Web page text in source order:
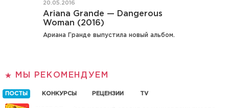
20.05.2016
Ariana Grande — Dangerous
Woman (2016)
Ариана Гранде выпустила новый альбом.
МЫ РЕКОМЕНДУЕМ
ПОСТЫ КОНКУРСЫ РЕЦЕНЗИИ TV